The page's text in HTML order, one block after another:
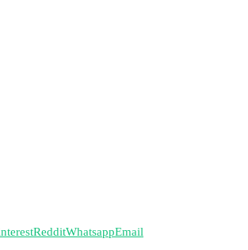
RedditWhatsappEmail